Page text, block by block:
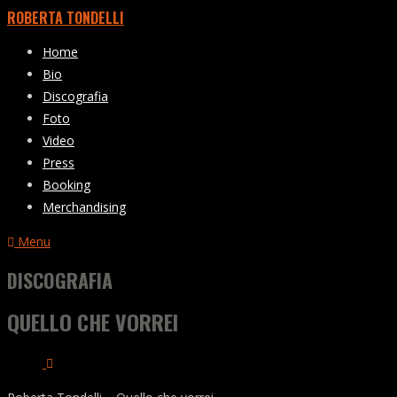
ROBERTA TONDELLI
Home
Bio
Discografia
Foto
Video
Press
Booking
Merchandising
Menu
DISCOGRAFIA
QUELLO CHE VORREI